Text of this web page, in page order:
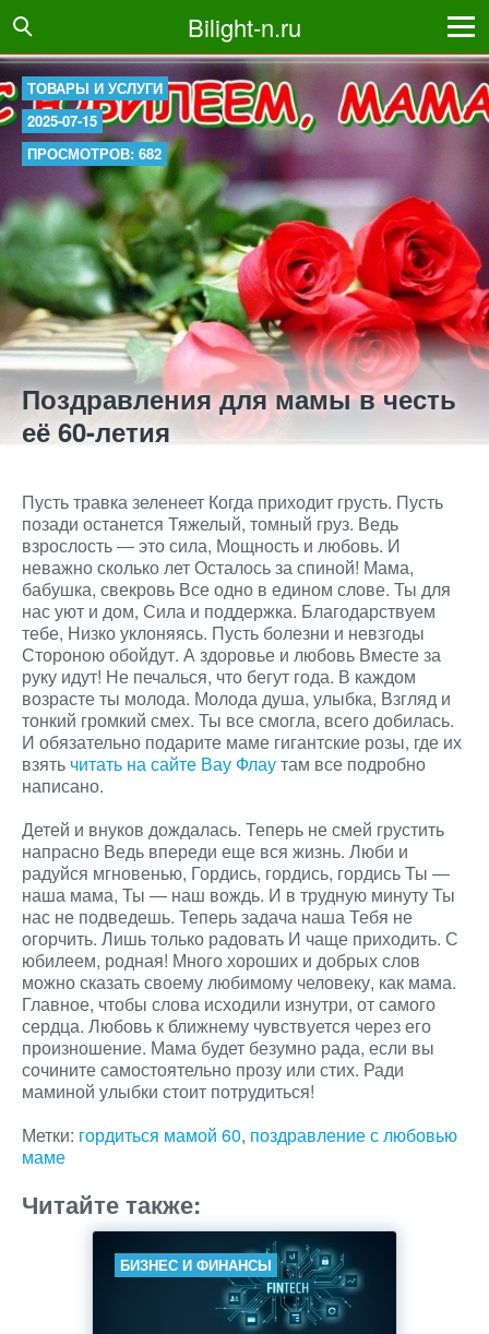
Bilight-n.ru
ТОВАРЫ И УСЛУГИ
2025-07-15
ПРОСМОТРОВ: 682
Поздравления для мамы в честь
её 60-летия
Пусть травка зеленеет Когда приходит грусть. Пусть
позади останется Тяжелый, томный груз. Ведь
взрослость ― это сила, Мощность и любовь. И
неважно сколько лет Осталось за спиной! Мама,
бабушка, свекровь Все одно в едином слове. Ты для
нас уют и дом, Сила и поддержка. Благодарствуем
тебе, Низко уклоняясь. Пусть болезни и невзгоды
Стороною обойдут. А здоровье и любовь Вместе за
руку идут! Не печалься, что бегут года. В каждом
возрасте ты молода. Молода душа, улыбка, Взгляд и
тонкий громкий смех. Ты все смогла, всего добилась.
И обязательно подарите маме гигантские розы, где их
взять читать на сайте Вау Флаутам все подробно
написано.
Детей и внуков дождалась. Теперь не смей грустить
напрасно Ведь впереди еще вся жизнь. Люби и
радуйся мгновенью, Гордись, гордись, гордись Ты ―
наша мама, Ты ― наш вождь. И в трудную минуту Ты
нас не подведешь. Теперь задача наша Тебя не
огорчить. Лишь только радовать И чаще приходить. С
юбилеем, родная! Много хороших и добрых слов
можно сказать своему любимому человеку, как мама.
Главное, чтобы слова исходили изнутри, от самого
сердца. Любовь к ближнему чувствуется через его
произношение. Мама будет безумно рада, если вы
сочините самостоятельно прозу или стих. Ради
маминой улыбки стоит потрудиться!
Метки: гордиться мамой 60, поздравление с любовью
маме
Читайте также:
БИЗНЕС И ФИНАНСЫ